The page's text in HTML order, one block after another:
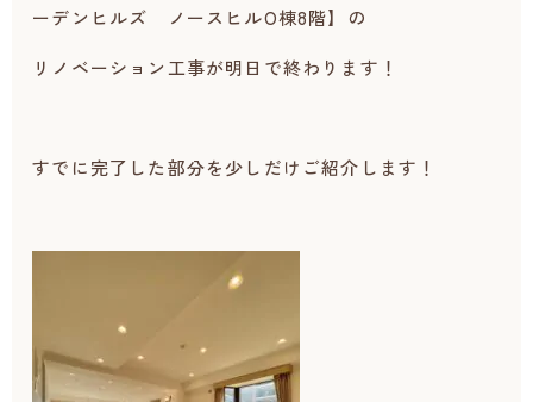
ーデンヒルズ ノースヒルO棟8階】の
リノベーション工事が明日で終わります！
すでに完了した部分を少しだけご紹介します！